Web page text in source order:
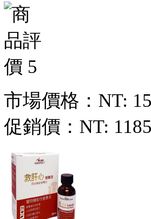
市場價格： NT:
促銷價： NT: